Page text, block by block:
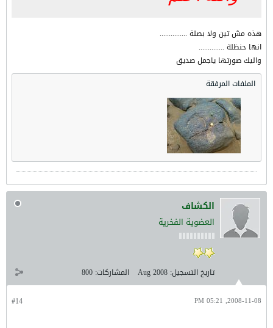
هذه مش تين ولا بصلة ...............
انها حنظلة ..............
واليك صورتها ياجمل صديق
الملفات المرفقة
الكشاف
العضوية الفخرية
تاريخ التسجيل: Aug 2008 المشاركات: 800
#14 2008-11-08, 05:21 PM